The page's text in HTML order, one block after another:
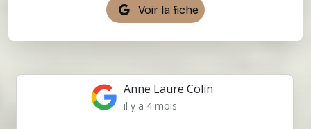
Voir la fiche
Anne Laure Colin
il y a 4 mois